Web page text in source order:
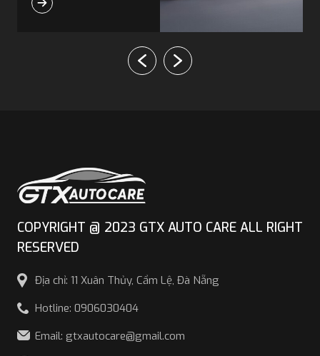
COPYRIGHT @ 2023 GTX AUTO CARE ALL RIGHT
RESERVED
Địa chỉ: 11 Xuân Thủy, Cẩm Lệ, Đà Nẵng
Hotline: 0906030404
Email: gtxautocare@gmail.com